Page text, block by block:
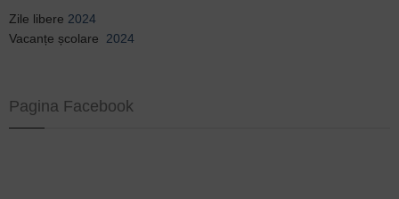
Zile libere 2024
Vacanțe școlare 2024
Pagina Facebook